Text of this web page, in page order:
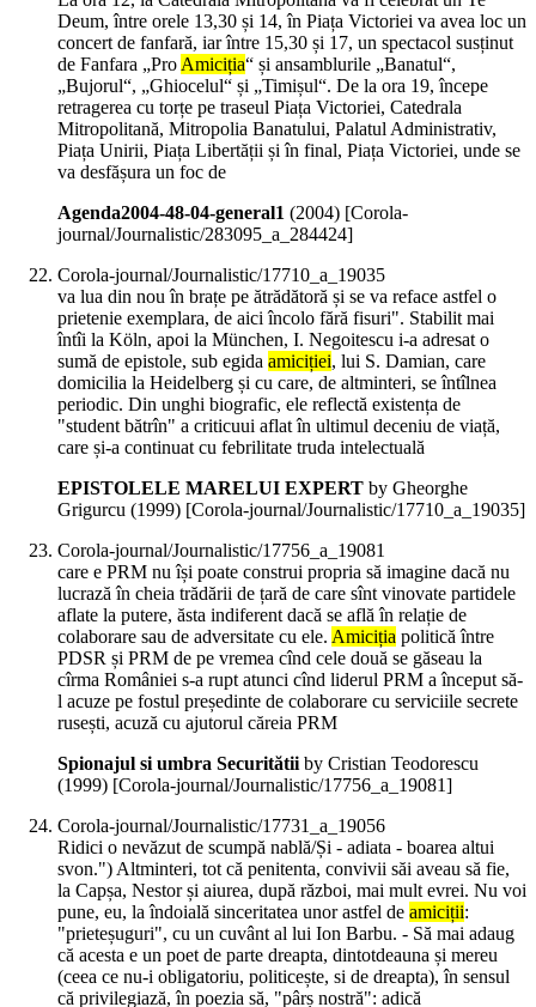
Deum, între orele 13,30 și 14, în Piața Victoriei va avea loc un
concert de fanfară, iar între 15,30 și 17, un spectacol susținut
de Fanfara „ProAmiciția“ și ansamblurile „Banatul“,
„Bujorul“, „Ghiocelul“ și „Timișul“. De la ora 19, începe
retragerea cu torțe pe traseul Piața Victoriei, Catedrala
Mitropolitană, Mitropolia Banatului, Palatul Administrativ,
Piața Unirii, Piața Libertății și în final, Piața Victoriei, unde se
va desfășura un foc de
Agenda2004-48-04-general1 (2004) [Corola-
journal/Journalistic/283095_a_284424]
Corola-journal/Journalistic/17710_a_19035
va lua din nou în brațe pe ătrădătoră și se va reface astfel o
prietenie exemplara, de aici încolo fără fisuri". Stabilit mai
întîi la Köln, apoi la München, I. Negoitescu i-a adresat o
sumă de epistole, sub egida amiciției, lui S. Damian, care
domicilia la Heidelberg și cu care, de altminteri, se întîlnea
periodic. Din unghi biografic, ele reflectă existența de
"student bătrîn" a criticuui aflat în ultimul deceniu de viață,
care și-a continuat cu febrilitate truda intelectuală
EPISTOLELE MARELUI EXPERT by Gheorghe
Grigurcu (1999) [Corola-journal/Journalistic/17710_a_19035]
Corola-journal/Journalistic/17756_a_19081
care e PRM nu își poate construi propria să imagine dacă nu
lucrază în cheia trădării de țară de care sînt vinovate partidele
aflate la putere, ăsta indiferent dacă se află în relație de
colaborare sau de adversitate cu ele. Amiciția politică între
PDSR și PRM de pe vremea cînd cele două se găseau la
cîrma României s-a rupt atunci cînd liderul PRM a început să-
l acuze pe fostul președinte de colaborare cu serviciile secrete
rusești, acuză cu ajutorul căreia PRM
Spionajul si umbra Securitătiiby Cristian Teodorescu
(1999) [Corola-journal/Journalistic/17756_a_19081]
Corola-journal/Journalistic/17731_a_19056
Ridici o nevăzut de scumpă nablă/Și - adiata - boarea altui
svon.") Altminteri, tot că penitenta, convivii săi aveau să fie,
la Capșa, Nestor și aiurea, după război, mai mult evrei. Nu voi
pune, eu, la îndoială sinceritatea unor astfel de amiciții:
"prieteșuguri", cu un cuvânt al lui Ion Barbu. - Să mai adaug
că acesta e un poet de parte dreapta, dintotdeauna și mereu
(ceea ce nu-i obligatoriu, politicește, si de dreapta), în sensul
că privilegiază, în poezia să, "pârș nostră": adică